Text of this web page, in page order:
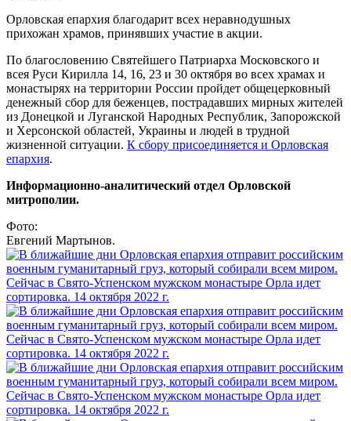
Орловская епархия благодарит всех неравнодушных
прихожан храмов, принявших участие в акции.
По благословению Святейшего Патриарха Московского и
всея Руси Кирилла 14, 16, 23 и 30 октября во всех храмах и
монастырях на территории России пройдет общецерковный
денежный сбор для беженцев, пострадавших мирных жителей
из Донецкой и Луганской Народных Республик, Запорожской
и Херсонской областей, Украины и людей в трудной
жизненной ситуации. К сбору присоединяется и Орловская
епархия.
Информационно-аналитический отдел Орловской
митрополии.
Фото:
Евгений Мартынов.